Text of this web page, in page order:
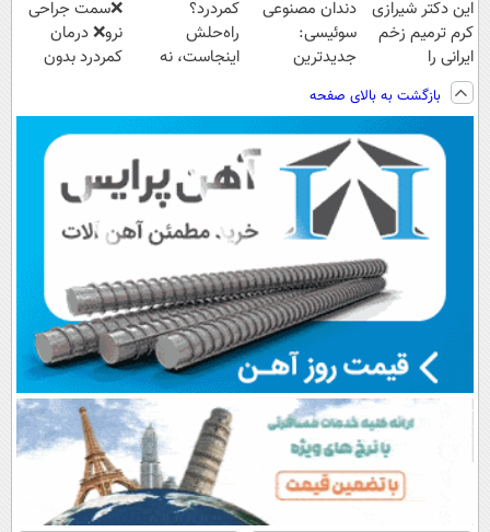
این دکتر شیرازی
کرم ترمیم زخم
ایرانی را
ساخت!!!
دندان مصنوعی
سوئیسی:
جدیدترین
سبک و مقاوم |
پرداخت قسطی
کمردرد؟
راه‌حلش
اینجاست، نه
❌سمت جراحی
نرو❌ درمان
کمردرد بدون
بازگشت به بالای صفحه